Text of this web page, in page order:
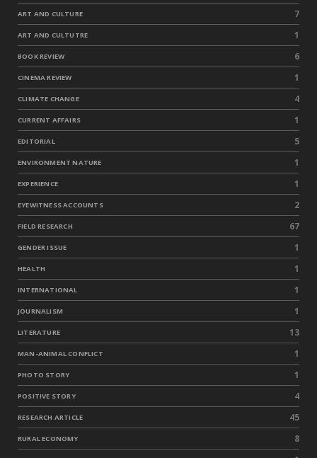
ART AND CULTURE 7
ART AND CULTUTRE 1
BOOK REVIEW 6
CINEMA REVIEW 1
CLIMATE CHANGE 4
CURRENT AFFAIRS 1
EDITORIAL 5
ENVIRONMENT NATURE 1
EXPERIENCE 1
EYEWITNESS ACCOUNTS 2
FIELD RESEARCH 67
GENDER ISSUE 1
HEALTH 1
INTERNATIONAL 1
JOURNALISM 1
LITERATURE 13
MAN-ANIMAL CONFLICT 1
PHOTO STORY 1
POSITIVE STORY 4
RESEARCH ARTICLE 45
RURAL ECONOMY 8